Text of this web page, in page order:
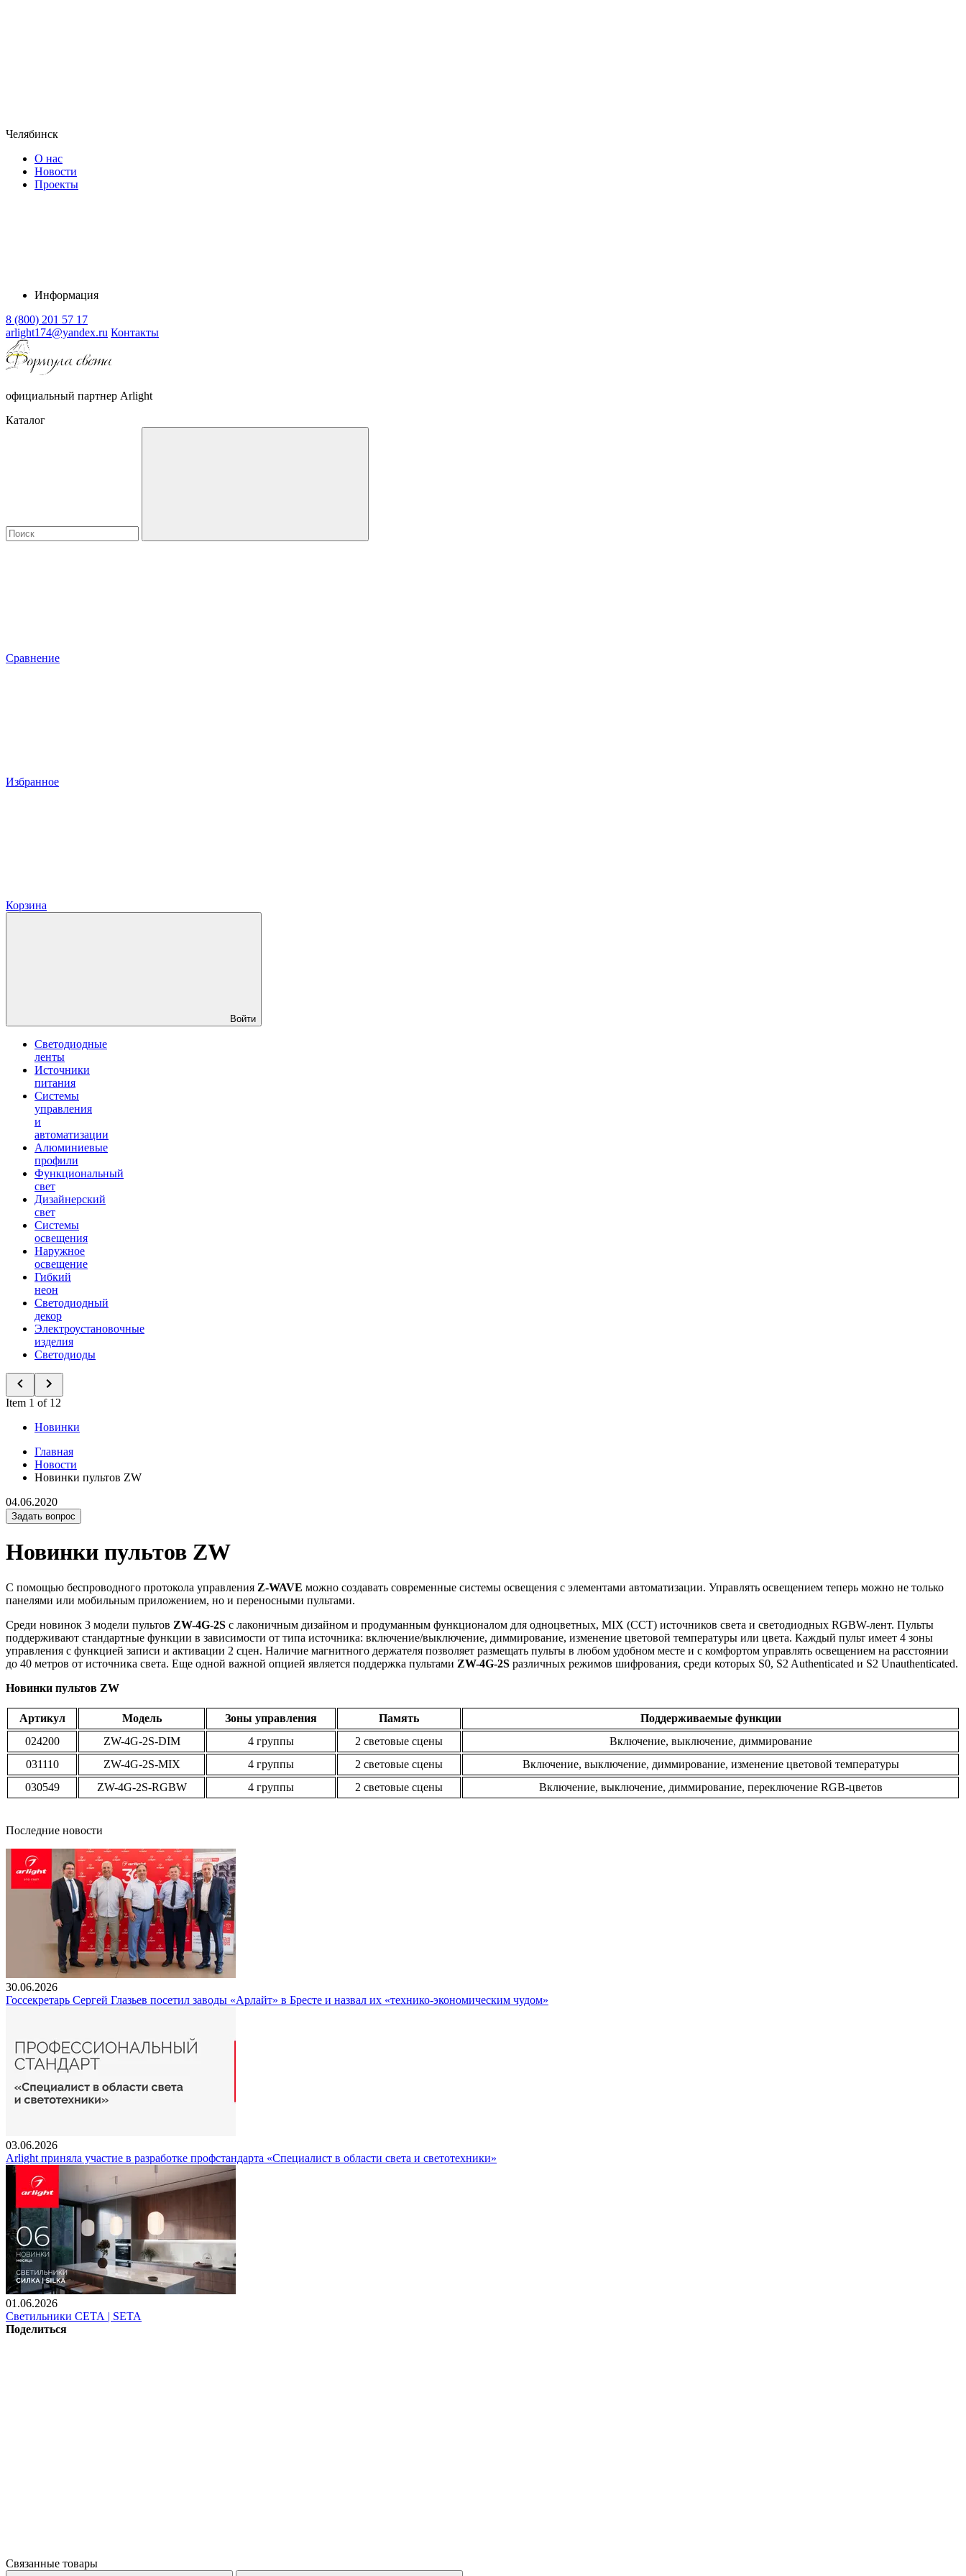
Челябинск
О нас
Новости
Проекты
Информация
8 (800) 201 57 17
arlight174@yandex.ru Контакты
официальный партнер Arlight
Каталог
Сравнение
Избранное
Корзина
Войти
Светодиодные
ленты
Источники
питания
Системы
управления
и
автоматизации
Алюминиевые
профили
Функциональный
свет
Дизайнерский
свет
Системы
освещения
Наружное
освещение
Гибкий
неон
Светодиодный
декор
Электроустановочные
изделия
Светодиоды
Item 1 of 12
Новинки
Главная
Новости
Новинки пультов ZW
04.06.2020
Задать вопрос
Новинки пультов ZW
С помощью беспроводного протокола управления Z-WAVE можно создавать современные системы освещения с элементами автоматизации. Управлять освещением теперь можно не только
панелями или мобильным приложением, но и переносными пультами.
Среди новинок 3 модели пультов ZW-4G-2S с лаконичным дизайном и продуманным функционалом для одноцветных, MIX (CCT) источников света и светодиодных RGBW-лент. Пульты
поддерживают стандартные функции в зависимости от типа источника: включение/выключение, диммирование, изменение цветовой температуры или цвета. Каждый пульт имеет 4 зоны
управления с функцией записи и активации 2 сцен. Наличие магнитного держателя позволяет размещать пульты в любом удобном месте и с комфортом управлять освещением на расстоянии
до 40 метров от источника света. Еще одной важной опцией является поддержка пультами ZW-4G-2S различных режимов шифрования, среди которых S0, S2 Authenticated и S2 Unauthenticated.
Новинки пультов ZW
Артикул Модель Зоны управления Память
Поддерживаемые функции
024200
ZW-4G-2S-DIM 4 группы 2 световые сцены
Включение, выключение, диммирование
031110
ZW-4G-2S-MIX 4 группы 2 световые сцены
Включение, выключение, диммирование, изменение цветовой температуры
030549
ZW-4G-2S-RGBW 4 группы 2 световые сцены Включение, выключение, диммирование, переключение RGB-цветов
Последние новости
30.06.2026
Госсекретарь Сергей Глазьев посетил заводы «Арлайт» в Бресте и назвал их «технико-экономическим чудом»
03.06.2026
Arlight приняла участие в разработке профстандарта «Специалист в области света и светотехники»
01.06.2026
Светильники СЕТА | SETA
Поделиться
Связанные товары